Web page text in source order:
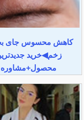
کاهش محسوس جای
زخم◀خرید
محصول+مشاوره